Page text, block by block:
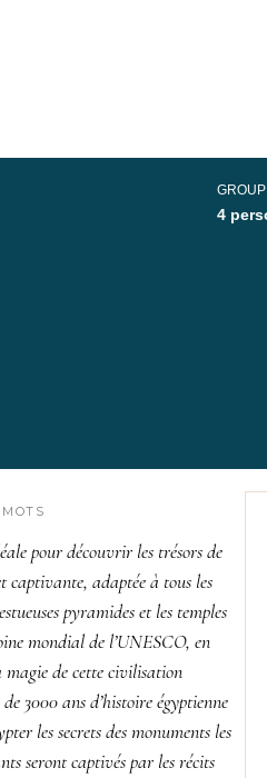
4
pour découvrir les trésors de
captivante, adaptée à tous les
pyramides et les temples
mondial de l’UNESCO, en
magie de cette civilisation
3000 ans d’histoire égyptienne
les secrets des monuments les
seront captivés par les récits